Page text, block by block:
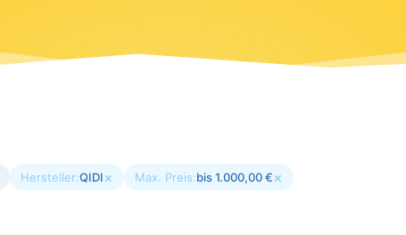
Hersteller:QIDI× Max. Preis:bis 1.000,00 €×